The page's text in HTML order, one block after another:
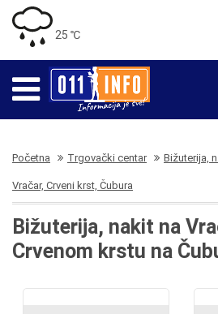
25 ℃
Početna Trgovački centar Bižuterija,
Vračar, Crveni krst, Čubura
Bižuterija, nakit na
Crvenom krstu na